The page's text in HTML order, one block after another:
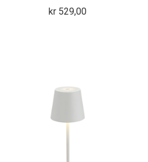
kr529,00